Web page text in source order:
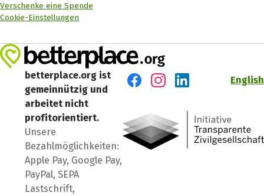
Verschenke eine Spende
Cookie-Einstellungen
betterplace.org ist
gemeinnützig und
arbeitet nicht
profitorientiert.
Unsere
Bezahlmöglichkeiten:
Apple Pay, Google Pay,
PayPal, SEPA
Lastschrift,
English